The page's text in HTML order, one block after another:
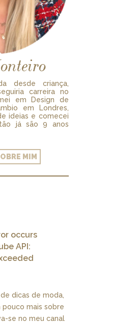
desde criança,
carreira no
em Design de
em Londres,
ideias e comecei
já são 9 anos
MIM
occurs
API:
dicas de moda,
mais sobre
se no meu canal